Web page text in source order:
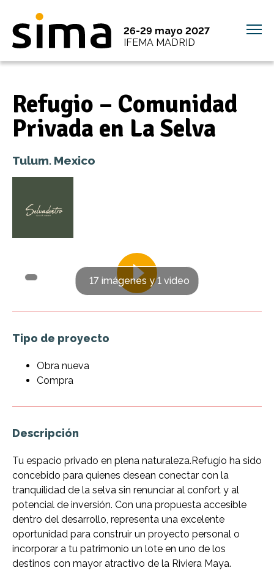
26-29 mayo 2027
IFEMA MADRID
Refugio – Comunidad
Privada en La Selva
Tulum. Mexico
17 imágenes y 1 video
Tipo de proyecto
Obra nueva
Compra
Descripción
Tu espacio privado en plena naturaleza.Refugio ha sido
concebido para quienes desean conectar con la
tranquilidad de la selva sin renunciar al confort y al
potencial de inversión. Con una propuesta accesible
dentro del desarrollo, representa una excelente
oportunidad para construir un proyecto personal o
incorporar a tu patrimonio un lote en uno de los
destinos con mayor atractivo de la Riviera Maya.